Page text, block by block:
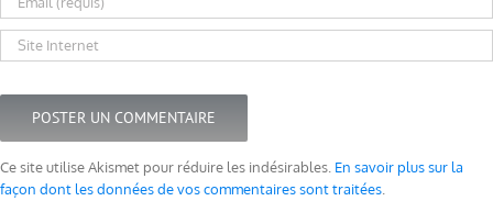
Ce site utilise Akismet pour réduire les indésirables. En savoir plus sur la
façon dont les données de vos commentaires sont traitées